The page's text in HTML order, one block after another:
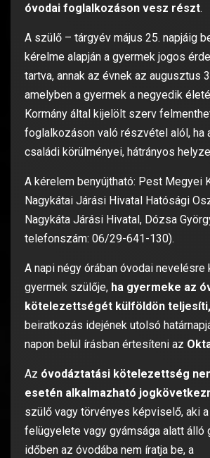
óvodai foglalkozáson vesz részt.
A szülő – tárgyév május 25. napjáig
kérelme alapján a gyermek jogos
tartva, annak az évnek az augusztus
amelyben a gyermek a negyedik
Kormány által kijelölt szerv
foglalkozáson való részvétel alól, ha
családi körülményei, hátrányos
A kérelem benyújtható: Pest Megyei
Nagykátai Járási Hivatal Hatósági
Nagykáta Járási Hivatal, Dózsa
telefonszám: 06/29-641-130).
A napi négy órában óvodai
gyermek szülője, ha gyermeke az
kötelezettségét külföldön teljesíti,
beiratkozás idejének utolsó
napon belül írásban értesíteni az
Az óvodáztatási kötelezettség
esetén alkalmazható
szülő vagy törvényes képviselő, aki
felügyelete vagy gyámsága alatt álló
időben az óvodába nem íratja be, a